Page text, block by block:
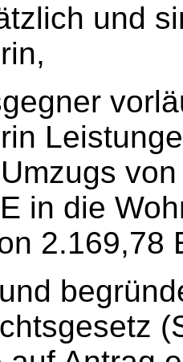
und
in die
2.169,78
Rechtsschutzverfahren für Anfechtungs- und (wie hier) für Vornahmesachen dürfen grundsätzlich sowohl auf eine Folgenabwägung als auch auf eine summarische Prüfung der Erfolgsaussichten in der Hauptsache gestützt werden (vgl. BVerfG vom 06.08.2014 - 1 BvR 1453/12; BVerfG vom 06.02.2013 - 1 BvR 2366/12). Die summarische Prüfung der Erfolgsaussichten kann sich insbesondere bei schwierigen Fragen auch auf Rechtsfragen beziehen (Keller in Meyer-Ladewig/Keller/Leitherer, SGG, 13. Auflage 2020, § 86 b Rn. 16c), wobei dann die Interessen- und Folgeabwägung stärkeres Gewicht gewinnt. Hierbei ist dem Gewicht der in Frage stehenden und gegebenenfalls miteinander abzuwägenden Grundrechte Rechnung zu tragen, um eine etwaige Verletzung von Grundrechten nach Möglichkeit zu verhindern (BVerfG vom 13.04.2010 - 1 BvR 216/07, BVerfGE 126, 1 (27 f.) m.w.N.). Dabei ist eine weitergehende tatsächliche und rechtliche Prüfung des im Hauptsacheverfahren geltend gemachten Anspruchs von Verfassungs wegen dann erforderlich, wenn dem Antragsteller eine erhebliche, über den Randbereich hinausgehende Verletzung seiner Grundrechte droht, die durch eine nachträgliche Entscheidung in der Hauptsache nicht mehr beseitigt werden kann. Je gewichtiger die drohende Grundrechtsverletzung und je höher ihre Eintrittswahrscheinlichkeit ist, desto intensiver hat die tatsächliche und rechtliche Durchdringung der Sache bereits im Verfahren des vorläufigen Rechtsschutzes zu erfolgen (vgl. BVerfG vom 06.02.2013 - 1 BvR 2366/12, a.a.O.). Ist einem Gericht die vollständige Aufklärung der Sach- und Rechtslage im Eilverfahren nicht möglich, so ist anhand einer Folgenabwägung zu entscheiden. In diesem Fall sind die grundrechtlichen Belange des Antragstellers umfassend in die Abwägung einzustellen. Ausgehend hiervon hat die Antragstellerin nach dem Ergebnis der Ermittlungen unter Berücksichtigung der im einstweiligen Rechtsschutzverfahren nur summarischen Prüfungsdichte, insbesondere der im gerichtlichen Verfahren vorgelegten Unterlagen und den Unterlagen, die sich aus der Verwaltungsakte des Antragsgegners ergeben, einen Anspruch auf die vorläufige Gewährung der Kosten für den beabsichtigten Umzug nach Maßgabe des Angebots der S